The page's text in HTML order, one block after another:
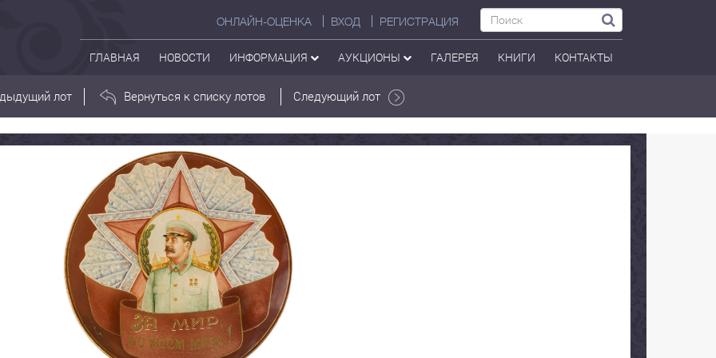
ОНЛАЙН-ОЦЕНКА ВХОД РЕГИСТРАЦИЯ
ГЛАВНАЯ НОВОСТИ ИНФОРМАЦИЯ АУКЦИОНЫ ГАЛЕРЕЯ КНИГИ КОНТАКТЫ
лот Вернуться к списку лотов Следующий лот